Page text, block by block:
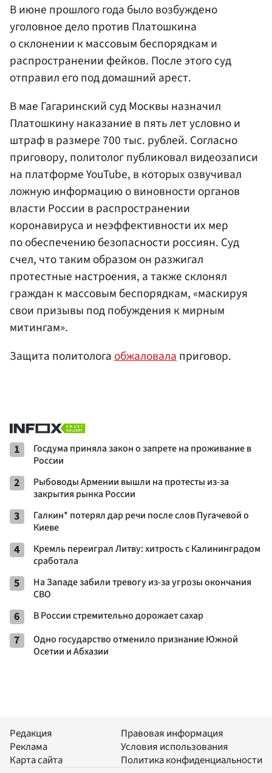
В июне прошлого года было возбуждено
уголовное дело против Платошкина
о склонении к массовым беспорядкам и
распространении фейков. После этого суд
отправил его под домашний арест.
В мае Гагаринский суд Москвы назначил
Платошкину наказание в пять лет условно и
штраф в размере 700 тыс. рублей. Согласно
приговору, политолог публиковал видеозаписи
на платформе YouTube, в которых озвучивал
ложную информацию о виновности органов
власти России в распространении
коронавируса и неэффективности их мер
по обеспечению безопасности россиян. Суд
счел, что таким образом он разжигал
протестные настроения, а также склонял
граждан к массовым беспорядкам, «маскируя
свои призывы под побуждения к мирным
митингам».
Защита политологаобжаловалаприговор.
1
Госдума приняла закон о запрете на проживание в
России
2
Рыбоводы Армении вышли на протесты из-за
закрытия рынка России
3
Галкин* потерял дар речи после слов Пугачевой о
Киеве
4
Кремль переиграл Литву: хитрость с Калининградом
сработала
5
На Западе забили тревогу из-за угрозы окончания
СВО
6 В России стремительно дорожает сахар
7
Одно государство отменило признание Южной
Осетии и Абхазии
Редакция
Реклама
Карта сайта
Правовая информация
Условия использования
Политика конфиденциальности